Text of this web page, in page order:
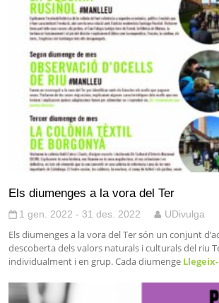
Els diumenges a la vora del Ter
1 gen. 2022 - 31 des. 2022 UDivulga
Els diumenges a la vora del Ter són un conjunt
descoberta dels valors naturals i culturals del riu
individualment i en grup. Cada diumenge